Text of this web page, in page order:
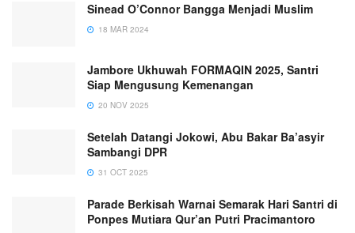
Sinead O’Connor Bangga Menjadi Muslim
18 MAR 2024
Jambore Ukhuwah FORMAQIN 2025, Santri
Siap Mengusung Kemenangan
20 NOV 2025
Setelah Datangi Jokowi, Abu Bakar Ba’asyir
Sambangi DPR
31 OCT 2025
Parade Berkisah Warnai Semarak Hari Santri di
Ponpes Mutiara Qur’an Putri Pracimantoro